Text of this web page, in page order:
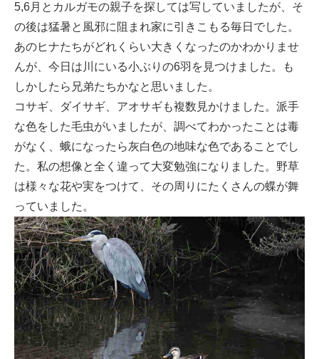
5,6月とカルガモの親子を探しては写していましたが、そ
の後は猛暑と風邪に阻まれ家に引きこもる毎日でした。
あのヒナたちがどれくらい大きくなったのかわかりませ
んが、今日は川にいる小ぶりの6羽を見つけました。も
しかしたら兄弟たちかなと思いました。
コサギ、ダイサギ、アオサギも複数見かけました。派手
な色をした毛虫がいましたが、調べてわかったことは毒
がなく、蛾になったら灰白色の地味な色であることでし
た。私の想像と全く違って大変勉強になりました。野草
は様々な花や実をつけて、その周りにたくさんの蝶が舞
っていました。